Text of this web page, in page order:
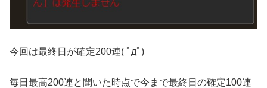
今回は最終日が確定200連( ﾟдﾟ)
毎日最高200連と聞いた時点で今まで最終日の確定100連